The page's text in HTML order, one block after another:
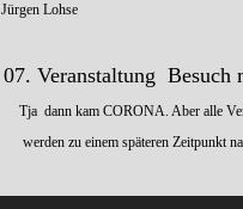
Jürgen Lohse
07. Veranstaltung Besuch
Tja dann kam CORONA. Aber alle
werden zu einem späteren Zeitpunkt